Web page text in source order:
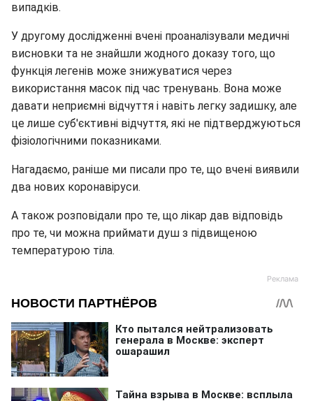
випадків.
У другому дослідженні вчені проаналізували медичні
висновки та не знайшли жодного доказу того, що
функція легенів може знижуватися через
використання масок під час тренувань. Вона може
давати неприємні відчуття і навіть легку задишку, але
це лише суб'єктивні відчуття, які не підтверджуються
фізіологічними показниками.
Нагадаємо, раніше ми писали про те, що вчені виявили
два нових коронавіруси.
А також розповідали про те, що лікар дав відповідь
про те, чи можна приймати душ з підвищеною
температурою тіла.